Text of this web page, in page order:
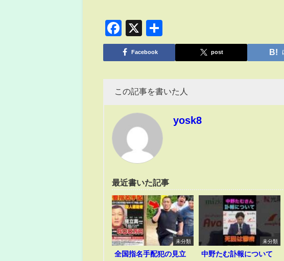
Facebook
X
有
Facebook post
この記事を書いた人
yosk8
最近書いた記事
未分類
全国指名手配犯の見立
未分類
中野たむ訃報について